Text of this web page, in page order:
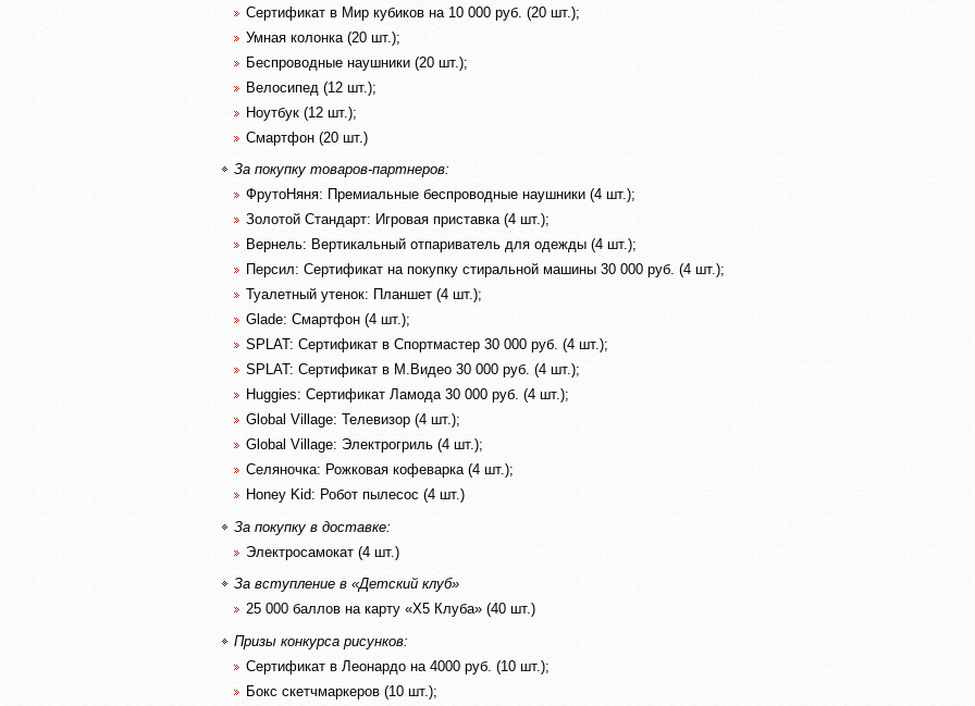
Сертификат в Мир кубиков на 10 000 руб. (20 шт.);
Умная колонка (20 шт.);
Беспроводные наушники (20 шт.);
Велосипед (12 шт.);
Ноутбук (12 шт.);
Смартфон (20 шт.)
За покупку товаров-партнеров:
ФрутоНяня: Премиальные беспроводные наушники (4 шт.);
Золотой Стандарт: Игровая приставка (4 шт.);
Вернель: Вертикальный отпариватель для одежды (4 шт.);
Персил: Сертификат на покупку стиральной машины 30 000 руб. (4 шт.);
Туалетный утенок: Планшет (4 шт.);
Glade: Смартфон (4 шт.);
SPLAT: Сертификат в Спортмастер 30 000 руб. (4 шт.);
SPLAT: Сертификат в М.Видео 30 000 руб. (4 шт.);
Huggies: Сертификат Ламода 30 000 руб. (4 шт.);
Global Village: Телевизор (4 шт.);
Global Village: Электрогриль (4 шт.);
Селяночка: Рожковая кофеварка (4 шт.);
Honey Kid: Робот пылесос (4 шт.)
За покупку в доставке:
Электросамокат (4 шт.)
За вступление в «Детский клуб»
25 000 баллов на карту «X5 Клуба» (40 шт.)
Призы конкурса рисунков:
Сертификат в Леонардо на 4000 руб. (10 шт.);
Бокс скетчмаркеров (10 шт.);